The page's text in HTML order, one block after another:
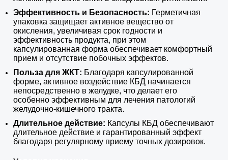
Эффективность и Безопасность: Герметичная
упаковка защищает активное вещество от
окисления, увеличивая срок годности и
эффективность продукта, при этом
капсулированная форма обеспечивает комфортный
прием и отсутствие побочных эффектов.
Польза для ЖКТ: Благодаря капсулированной
форме, активное воздействие КБД начинается
непосредственно в желудке, что делает его
особенно эффективным для лечения патологий
желудочно-кишечного тракта.
Длительное действие: Капсулы КБД обеспечивают
длительное действие и гарантированный эффект
благодаря регулярному приему точных дозировок.